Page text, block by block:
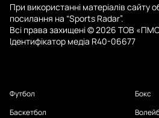
При використанні матеріалів сайту
посилання на “Sports Radar”.
Всі права захищені © 2026 ТОВ
Ідентифікатор медіа R40-06677
Футбол
Баскетбол
Бокс